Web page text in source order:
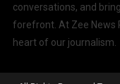
conversations, and
forefront. At Zee News
heart of our journalism.